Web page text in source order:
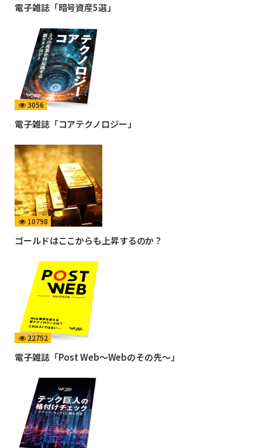
電子雑誌「暗号資産5選」
3056
電子雑誌「コアテクノロジー」
10798
ゴールドはここからも上昇するのか？
22752
電子雑誌「Post Web〜Webのその先〜」